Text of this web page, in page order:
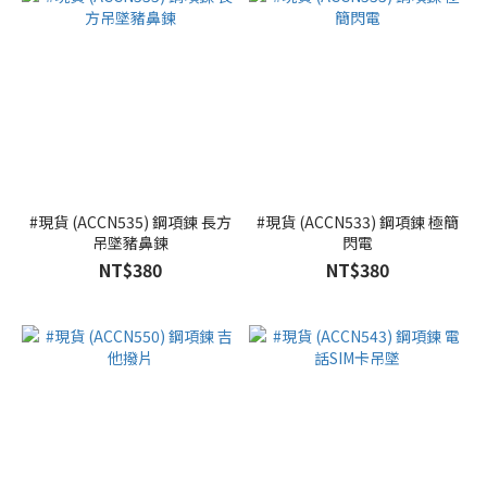
#現貨 (ACCN535) 鋼項鍊 長方
吊墜豬鼻鍊
NT$380
#現貨 (ACCN533) 鋼項鍊 極簡
閃電
NT$380